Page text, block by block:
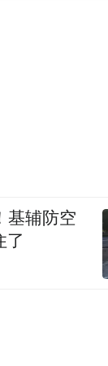
此类违法行为
基辅防空
了